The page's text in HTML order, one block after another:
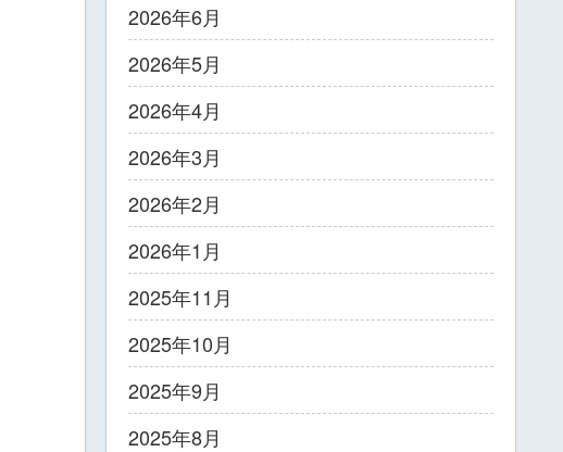
2026年6月
2026年5月
2026年4月
2026年3月
2026年2月
2026年1月
2025年11月
2025年10月
2025年9月
2025年8月